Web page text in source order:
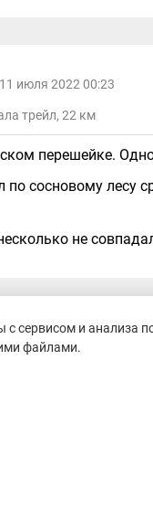
11 июля 2022 00:23
трейл, 22 км
перешейке.
по сосновому лесу
не
19 февраля 2019 18:35
и анализа
файлами.